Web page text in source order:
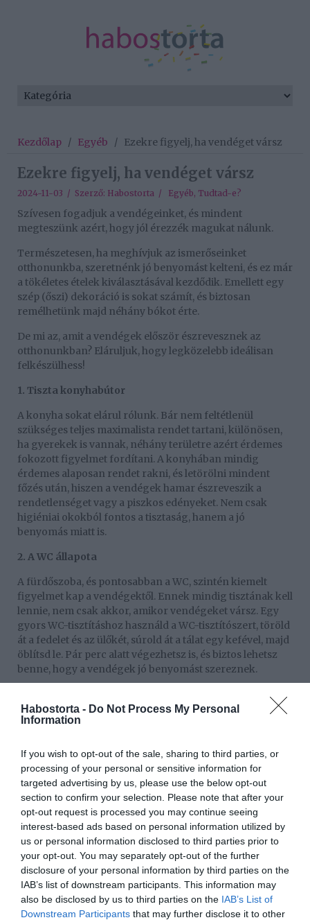
Habostorta - Do Not Process My Personal
Information
If you wish to opt-out of the sale, sharing to third parties, or
processing of your personal or sensitive information for
targeted advertising by us, please use the below opt-out
section to confirm your selection. Please note that after your
opt-out request is processed you may continue seeing
interest-based ads based on personal information utilized by
us or personal information disclosed to third parties prior to
your opt-out. You may separately opt-out of the further
disclosure of your personal information by third parties on the
IAB’s list of downstream participants. This information may
also be disclosed by us to third parties on the IAB’s List of
Downstream Participants that may further disclose it to other
Kezdőlap / Egyéb / Ezekre figyelj, ha vendéget vársz
Ezekre figyelj, ha vendéget vársz
2024-11-03 / Szerző: Habostorta / Egyéb, Tudtad-e?
Szívesen fogadjuk a vendégeinket, és mindent
megteszünk azért, hogy jól érezzék magukat nálunk.
Természetesen, ha meghívjuk az ismerőseinket
otthonunkba, szeretnénk jó benyomást kelteni, és ez már
a tökéletes ételek kiválasztásával kezdődik. Emellett egy
szép (őszi) dekoráció is sokat számít, és biztosan
remélhetünk majd néhány bókot érte.
De mi az, amit a vendégek először észrevesznek az
otthonunkban? Eláruljuk, hogy legközelebb ideálisan
felkészülhess!
1. Tiszta konyhabútor
A konyha sokat elárul rólunk. Bár nem feltétlenül
szükséges teljes maximalista rendet tartani, különösen,
ha gyerekek is vannak, néhány területre azért érdemes
fokozott figyelmet fordítani. A konyhában mindig
érdemes alaposan rendet rakni, és letörölni mindent
főzés után, hiszen a vendégek hamar észreveszik a
rendetlenséget vagy a piszkos edényeket. Nem csak
higiéniai okokból fontos a tisztaság, hanem a jó
benyomás miatt is.
2. A WC állapota
A fürdőszoba, és pontosabban a WC, szintén kiemelt
figyelmet kap a vendégektől. Ennek mindig tisztának kell
lennie, nem csak akkor, amikor vendégeket vársz. Egy
gyors WC-tisztításhoz használd a WC-tisztítószert, töröld
át a fedelet és az ülőkét, súrold át a tálat egy kefével, majd
öblítsd le. Pár perc alatt végezhetsz is, és biztos lehetsz
benne, hogy a vendégek jó benyomást szereznek.
Az első benyomásunk, amikor belépünk valaki
Néha az ebéd szaga, máskor azonnal érezzük, hogy
kutya van a házban, vagy esetleg égett sütemény szaga
árad. Ez persze nem a legjobb első benyomás, de
szerencsére könnyen orvosolható. Szobaillatosítókkal és
illatgyertyákkal nemcsak dekoratívvá tehetjük a tereket,
mint az előszoba, a fürdőszoba polca vagy a nappali,
hanem a kellemetlen szagokat is könnyedén
megszüntethetjük.
Készítsd fel otthonodat ezekkel az egyszerű tippekkel,
hogy a következő vendéglátás alkalmával mindenkit
lenyűgözz!